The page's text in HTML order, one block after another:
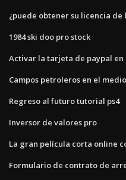
¿puede obtener su licencia de
1984 ski doo pro stock
Activar la tarjeta de paypal en
Campos petroleros en el
Regreso al futuro tutorial ps4
Inversor de valores pro
La gran película corta online
Formulario de contrato de